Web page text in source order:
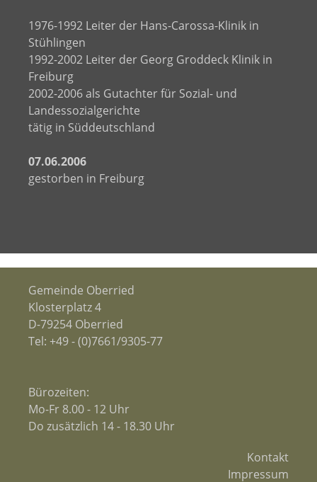
1976-1992 Leiter der Hans-Carossa-Klinik in
Stühlingen
1992-2002 Leiter der Georg Groddeck Klinik in
Freiburg
2002-2006 als Gutachter für Sozial- und
Landessozialgerichte
tätig in Süddeutschland
07.06.2006
gestorben in Freiburg
Gemeinde Oberried
Klosterplatz 4
D-79254 Oberried
Tel: +49 - (0)7661/9305-77
Bürozeiten:
Mo-Fr 8.00 - 12 Uhr
Do zusätzlich 14 - 18.30 Uhr
Kontakt
Impressum